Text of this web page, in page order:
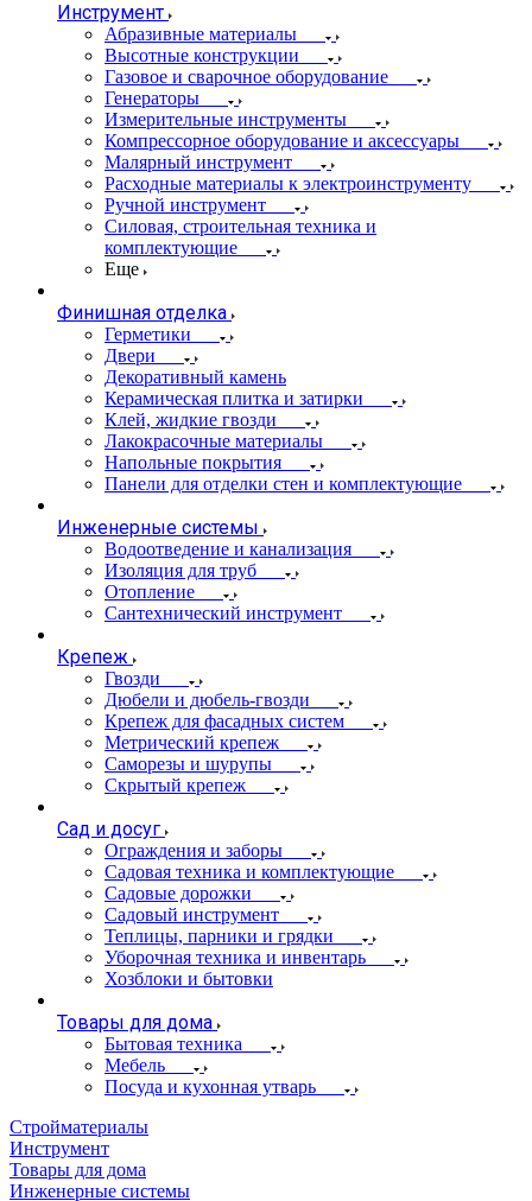
Инструмент
Абразивные материалы
Высотные конструкции
Газовое и сварочное оборудование
Генераторы
Измерительные инструменты
Компрессорное оборудование и аксессуары
Малярный инструмент
Расходные материалы к электроинструменту
Ручной инструмент
Силовая, строительная техника и
комплектующие
Еще
Финишная отделка
Герметики
Двери
Декоративный камень
Керамическая плитка и затирки
Клей, жидкие гвозди
Лакокрасочные материалы
Напольные покрытия
Панели для отделки стен и комплектующие
Инженерные системы
Водоотведение и канализация
Изоляция для труб
Отопление
Сантехнический инструмент
Крепеж
Гвозди
Дюбели и дюбель-гвозди
Крепеж для фасадных систем
Метрический крепеж
Саморезы и шурупы
Скрытый крепеж
Сад и досуг
Ограждения и заборы
Садовая техника и комплектующие
Садовые дорожки
Садовый инструмент
Теплицы, парники и грядки
Уборочная техника и инвентарь
Хозблоки и бытовки
Товары для дома
Бытовая техника
Мебель
Посуда и кухонная утварь
Стройматериалы
Инструмент
Товары для дома
Инженерные системы